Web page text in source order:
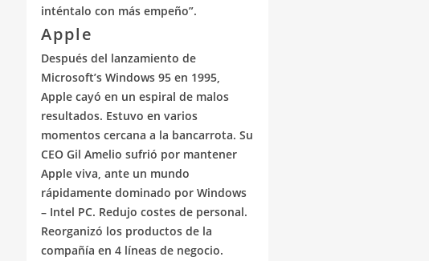
inténtalo con más empeño”.
Apple
Después del lanzamiento de
Microsoft’s Windows 95 en 1995,
Apple cayó en un espiral de malos
resultados. Estuvo en varios
momentos cercana a la bancarrota. Su
CEO Gil Amelio sufrió por mantener
Apple viva, ante un mundo
rápidamente dominado por Windows
– Intel PC. Redujo costes de personal.
Reorganizó los productos de la
compañía en 4 líneas de negocio.